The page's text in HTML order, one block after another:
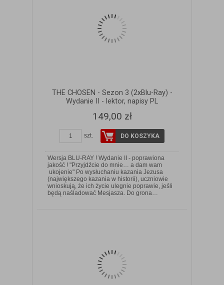
THE CHOSEN - Sezon 3 (2xBlu-Ray) -
Wydanie II - lektor, napisy PL
149,00 zł
szt. DO KOSZYKA
Wersja BLU-RAY ! Wydanie II - poprawiona
jakość ! "Przyjdźcie do mnie… a dam wam
ukojenie" Po wysłuchaniu kazania Jezusa
(największego kazania w historii), uczniowie
wnioskują, że ich życie ulegnie poprawie, jeśli
będą naśladować Mesjasza. Do grona…
ZOBACZ SZCZEGÓŁY